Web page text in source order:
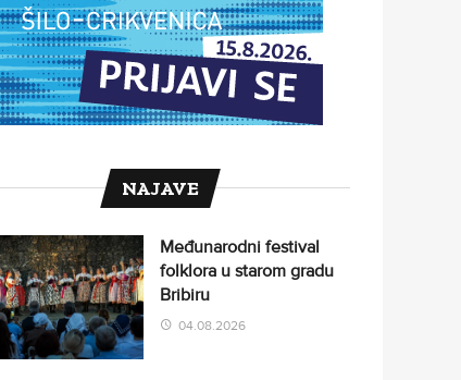
NAJAVE
Međunarodni festival
folklora u starom gradu
Bribiru
04.08.2026